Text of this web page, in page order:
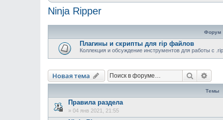
Ninja Ripper
Форум
Плагины и скрипты для rip файлов
Коллекция и обсуждение инструментов для работы с
Новая тема Поиск
Темы
Правила раздела
» 04 янв 2021, 21:55